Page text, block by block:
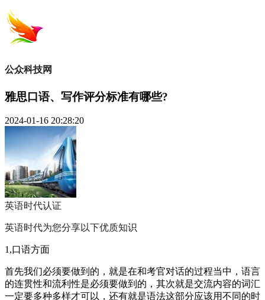
公众科技网
雅思口语、写作评分标准有哪些?
2024-01-16 20:28:20
英语时代认证
英语时代为您分享以下优质知识
1,口语方面
首先我们必须要做到的，就是在和考官对话的过程当中，语言
的连贯性和流利性是必须要做到的，其次就是交流内容的词汇
一定要多种多样才可以，还有就是语法这部分应该用不同的时